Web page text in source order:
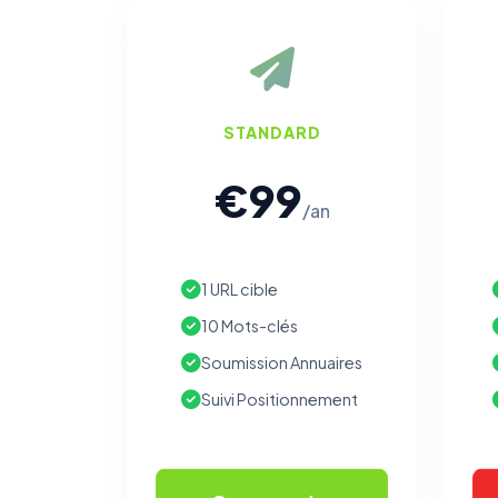
STANDARD
€99/an
1 URL cible
10 Mots-clés
Soumission Annuaires
Suivi Positionnement